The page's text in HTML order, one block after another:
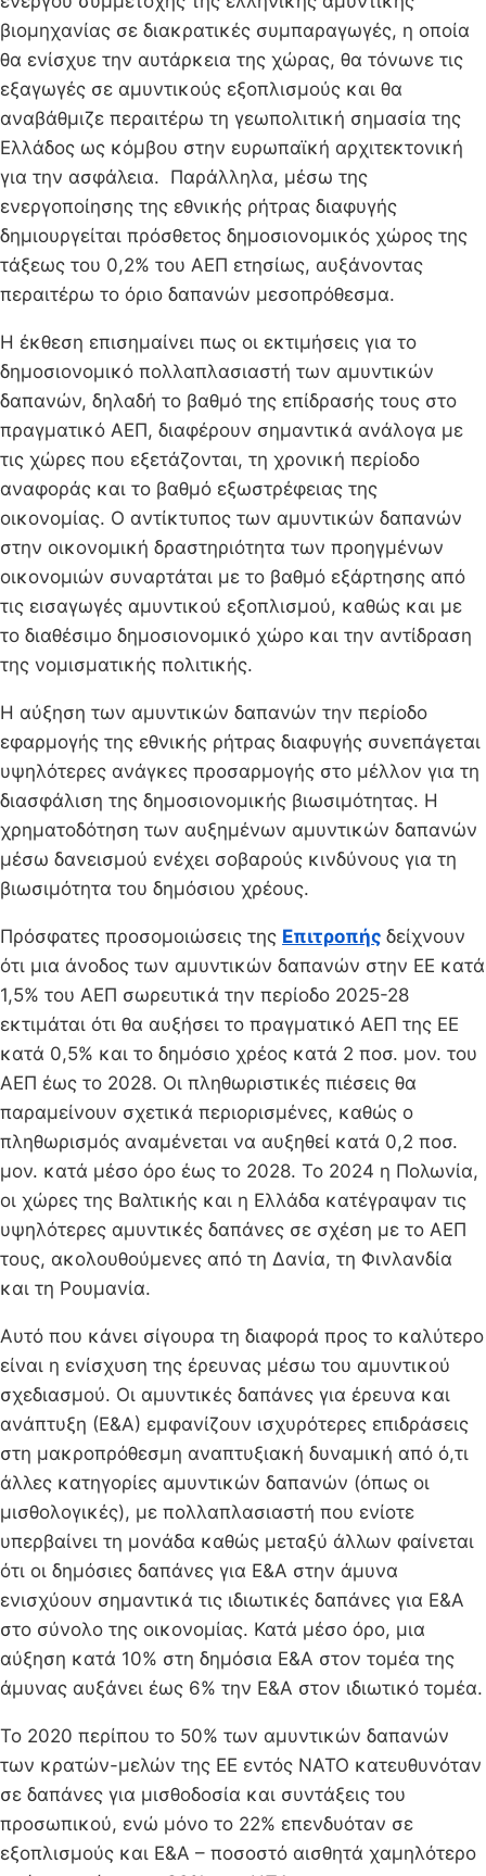
βιομηχανίας σε διακρατικές συμπαραγωγές, η οποία
θα ενίσχυε την αυτάρκεια της χώρας, θα τόνωνε τις
εξαγωγές σε αμυντικούς εξοπλισμούς και θα
αναβάθμιζε περαιτέρω τη γεωπολιτική σημασία της
Ελλάδος ως κόμβου στην ευρωπαϊκή αρχιτεκτονική
για την ασφάλεια. Παράλληλα, μέσω της
ενεργοποίησης της εθνικής ρήτρας διαφυγής
δημιουργείται πρόσθετος δημοσιονομικός χώρος της
τάξεως του 0,2% του ΑΕΠ ετησίως, αυξάνοντας
περαιτέρω το όριο δαπανών μεσοπρόθεσμα.
Η έκθεση επισημαίνει πως οι εκτιμήσεις για το
δημοσιονομικό πολλαπλασιαστή των αμυντικών
δαπανών, δηλαδή το βαθμό της επίδρασής τους στο
πραγματικό ΑΕΠ, διαφέρουν σημαντικά ανάλογα με
τις χώρες που εξετάζονται, τη χρονική περίοδο
αναφοράς και το βαθμό εξωστρέφειας της
οικονομίας. Ο αντίκτυπος των αμυντικών δαπανών
στην οικονομική δραστηριότητα των προηγμένων
οικονομιών συναρτάται με το βαθμό εξάρτησης από
τις εισαγωγές αμυντικού εξοπλισμού, καθώς και με
το διαθέσιμο δημοσιονομικό χώρο και την αντίδραση
της νομισματικής πολιτικής.
Η αύξηση των αμυντικών δαπανών την περίοδο
εφαρμογής της εθνικής ρήτρας διαφυγής συνεπάγεται
υψηλότερες ανάγκες προσαρμογής στο μέλλον για τη
διασφάλιση της δημοσιονομικής βιωσιμότητας. Η
χρηματοδότηση των αυξημένων αμυντικών δαπανών
μέσω δανεισμού ενέχει σοβαρούς κινδύνους για τη
βιωσιμότητα του δημόσιου χρέους.
Πρόσφατες προσομοιώσεις της Επιτροπής δείχνουν
ότι μια άνοδος των αμυντικών δαπανών στην ΕΕ κατά
1,5% του ΑΕΠ σωρευτικά την περίοδο 2025-28
εκτιμάται ότι θα αυξήσει το πραγματικό ΑΕΠ της ΕΕ
κατά 0,5% και το δημόσιο χρέος κατά 2 ποσ. μον. του
ΑΕΠ έως το 2028. Οι πληθωριστικές πιέσεις θα
παραμείνουν σχετικά περιορισμένες, καθώς ο
πληθωρισμός αναμένεται να αυξηθεί κατά 0,2 ποσ.
μον. κατά μέσο όρο έως το 2028. Το 2024 η Πολωνία,
οι χώρες της Βαλτικής και η Ελλάδα κατέγραψαν τις
υψηλότερες αμυντικές δαπάνες σε σχέση με το ΑΕΠ
τους, ακολουθούμενες από τη Δανία, τη Φινλανδία
και τη Ρουμανία.
Αυτό που κάνει σίγουρα τη διαφορά προς το καλύτερο
είναι η ενίσχυση της έρευνας μέσω του αμυντικού
σχεδιασμού. Οι αμυντικές δαπάνες για έρευνα και
ανάπτυξη (Ε&Α) εμφανίζουν ισχυρότερες επιδράσεις
στη μακροπρόθεσμη αναπτυξιακή δυναμική από ό,τι
άλλες κατηγορίες αμυντικών δαπανών (όπως οι
μισθολογικές), με πολλαπλασιαστή που ενίοτε
υπερβαίνει τη μονάδα καθώς μεταξύ άλλων φαίνεται
ότι οι δημόσιες δαπάνες για Ε&Α στην άμυνα
ενισχύουν σημαντικά τις ιδιωτικές δαπάνες για Ε&Α
στο σύνολο της οικονομίας. Κατά μέσο όρο, μια
αύξηση κατά 10% στη δημόσια Ε&Α στον τομέα της
άμυνας αυξάνει έως 6% την Ε&Α στον ιδιωτικό τομέα.
Το 2020 περίπου το 50% των αμυντικών δαπανών
των κρατών-μελών της ΕΕ εντός ΝΑΤΟ κατευθυνόταν
σε δαπάνες για μισθοδοσία και συντάξεις του
προσωπικού, ενώ μόνο το 22% επενδυόταν σε
εξοπλισμούς και Ε&Α – ποσοστό αισθητά χαμηλότερο